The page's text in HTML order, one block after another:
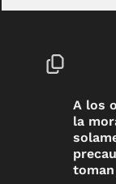
A los
la